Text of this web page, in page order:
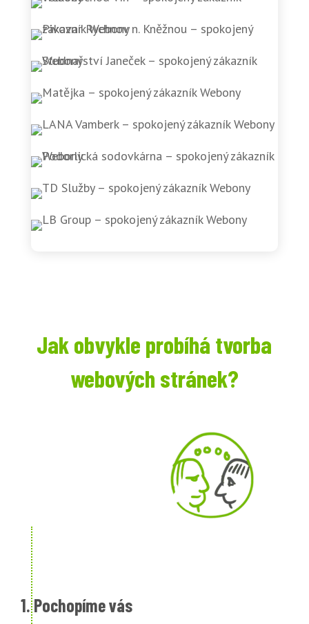
Jak obvykle probíhá tvorba
webových stránek?
1. Pochopíme vás